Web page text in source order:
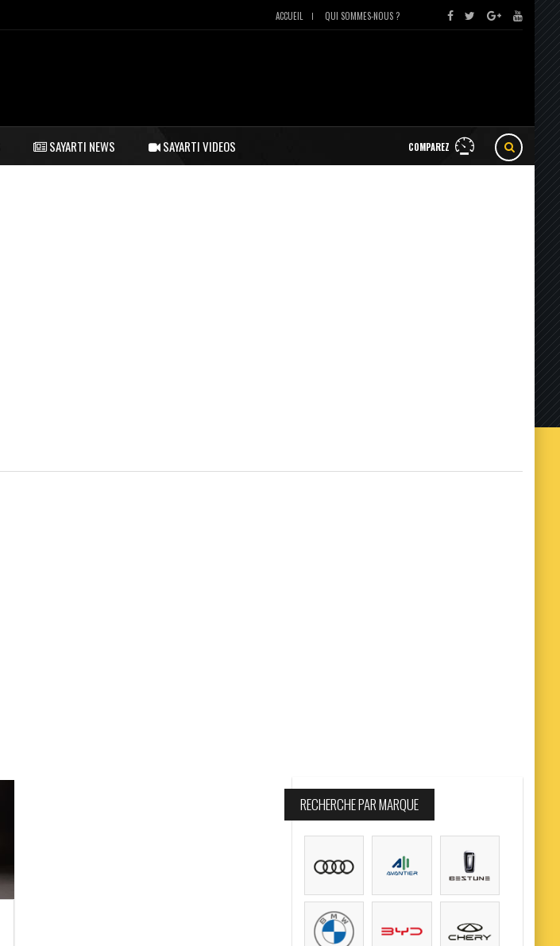
ACCUEIL QUI SOMMES-NOUS ?
COMPAREZ
SAYARTI NEWS SAYARTI VIDEOS
RECHERCHE PAR MARQUE